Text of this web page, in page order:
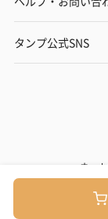
タンプ公式SNS
ネッ